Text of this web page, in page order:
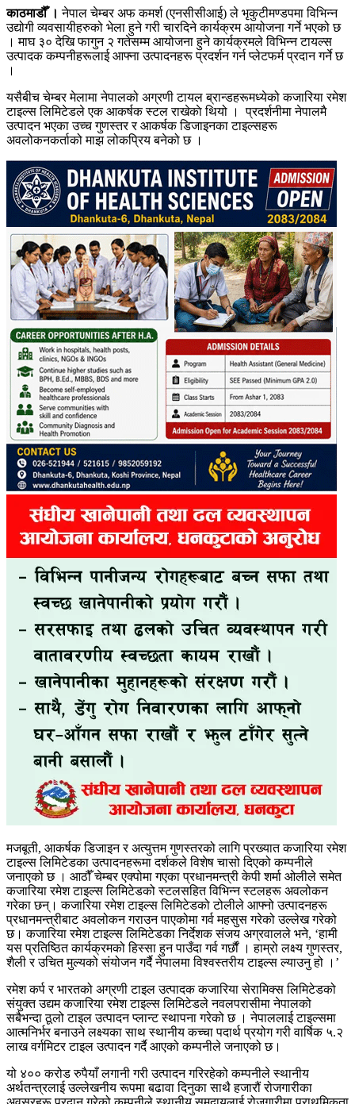
काठमाडौँ । नेपाल चेम्बर अफ कमर्श (एनसीसीआई) ले भृकुटीमण्डपमा विभिन्न
उद्योगी व्यवसायीहरुको भेला हुने गरी चारदिने कार्यक्रम आयोजना गर्ने भएको छ
। माघ ३० देखि फागुन २ गतेसम्म आयोजना हुने कार्यक्रमले विभिन्न टायल्स
उत्पादक कम्पनीहरूलाई आफ्ना उत्पादनहरू प्रदर्शन गर्न प्लेटफर्म प्रदान गर्ने छ
।
यसैबीच चेम्बर मेलामा नेपालको अग्रणी टायल ब्रान्डहरूमध्येको कजारिया रमेश
टाइल्स लिमिटेडले एक आकर्षक स्टल राखेकाे थियो । प्रदर्शनीमा नेपालमै
उत्पादन भएका उच्च गुणस्तर र आकर्षक डिजाइनका टाइल्सहरू
अवलोकनकर्ताको माझ लोकप्रिय बनेको छ ।
मजबूती, आकर्षक डिजाइन र अत्युत्तम गुणस्तरको लागि प्रख्यात कजारिया रमेश
टाइल्स लिमिटेडका उत्पादनहरूमा दर्शकले विशेष चासो दिएको कम्पनीले
जनाएको छ । आठौँ चेम्बर एक्पोमा गएका प्रधानमन्त्री केपी शर्मा ओलीले समेत
कजारिया रमेश टाइल्स लिमिटेडको स्टलसहित विभिन्न स्टलहरू अवलोकन
गरेका छन्। कजारिया रमेश टाइल्स लिमिटेडको टोलीले आफ्नो उत्पादनहरू
प्रधानमन्त्रीबाट अवलोकन गराउन पाएकोमा गर्व महसुस गरेको उल्लेख गरेको
छ। कजारिया रमेश टाइल्स लिमिटेडका निर्देशक संजय अग्रवालले भने, ‘हामी
यस प्रतिष्ठित कार्यक्रमको हिस्सा हुन पाउँदा गर्व गर्छौं । हाम्रो लक्ष्य गुणस्तर,
शैली र उचित मुल्यको संयोजन गर्दै नेपालमा विश्वस्तरीय टाइल्स ल्याउनु हो ।’
रमेश कर्प र भारतको अग्रणी टाइल उत्पादक कजारिया सेरामिक्स लिमिटेडको
संयुक्त उद्यम कजारिया रमेश टाइल्स लिमिटेडले नवलपरासीमा नेपालको
सबैभन्दा ठूलो टाइल उत्पादन प्लान्ट स्थापना गरेको छ । नेपाललाई टाइल्समा
आत्मनिर्भर बनाउने लक्ष्यका साथ स्थानीय कच्चा पदार्थ प्रयोग गरी वार्षिक ५.२
लाख वर्गमिटर टाइल उत्पादन गर्दै आएको कम्पनीले जनाएको छ।
यो ४०० करोड रुपैयाँ लगानी गरी उत्पादन गरिरहेको कम्पनीले स्थानीय
अर्थतन्त्रलाई उल्लेखनीय रूपमा बढावा दिनुका साथै हजारौं रोजगारीका